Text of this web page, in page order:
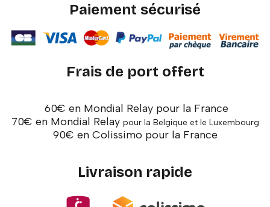
Paiement sécurisé
Frais de port offert
60€ en Mondial Relay pour la France
70€ en Mondial Relay pour la Belgique et le Luxembourg
90€ en Colissimo pour la France
Livraison rapide